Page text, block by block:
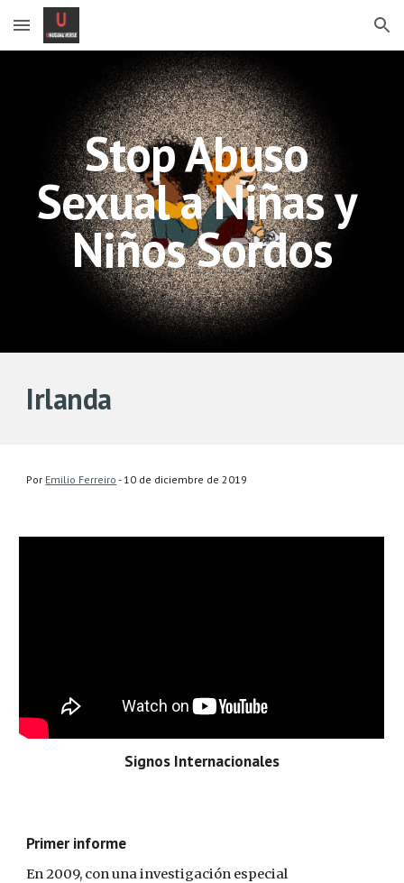
Skip to main content Skip to navigation
Stop Abuso
Sexual a Niñas y
Niños Sordos
Irlanda
Por Emilio Ferreiro - 10 de diciembre de 2019
Signos Internacionales
Primer informe
En 2009, con una investigación especial